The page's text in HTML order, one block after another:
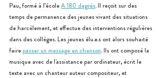
Pau, formé à l’école A 180 degrés. Il reçoit sur des
temps de permanence des jeunes vivant des situations
de harcèlement, et effectue des interventions régulières
dans des collèges. Les jeunes élu.e.s ont alors souhaité
faire passer un message en chanson. Ils ont composé la
musique avec de l'assistance par ordinateur, écrit le
texte avec un chanteur auteur compositeur, et